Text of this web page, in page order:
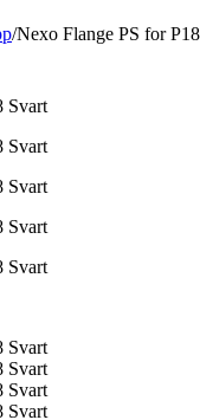
/Nexo Flange PS for